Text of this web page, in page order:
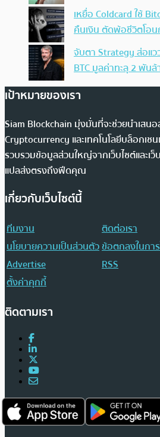
เหยื่อ Coldcard ใช้
คืนเงิน ตัดพ้อชีวิตโอ
จับตา Strategy ส่อแว
BTC มูลค่าทะลุ 2 พัน
เป้าหมายของเรา
Siam Blockchain มุ่งมั่นที่จะช่วยนำเสน
Cryptocurrency และเทคโนโลยีบล็อกเช
รวบรวมข้อมูลส่วนใหญ่จากเว็บไซต์และเ
แปลส่งตรงถึงฟีดคุณ
เกี่ยวกับเว็บไซต์นี้
ทีมงาน
ติดต่อเรา
นโยบายความเป็นส่วนตัวข้อตกลงในกา
Advertise
RSS
ตั้งค่าคุกกี้
ติดตามเรา